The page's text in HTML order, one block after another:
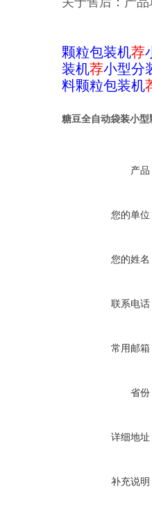
颗粒包装机荐
装机荐小型分
料颗粒包装机
糖豆全自动袋装小
产品
您的单位
您的姓名
联系电话
常用邮箱
省份
详细地址
补充说明